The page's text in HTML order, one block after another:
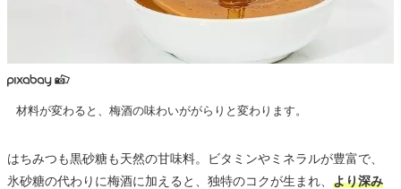
材料が変わると、梅酒の味わいががらりと変わります。
はちみつも黒砂糖も天然の甘味料。ビタミンやミネラルが豊富で、
氷砂糖の代わりに梅酒に加えると、独特のコクが生まれ、 より深み